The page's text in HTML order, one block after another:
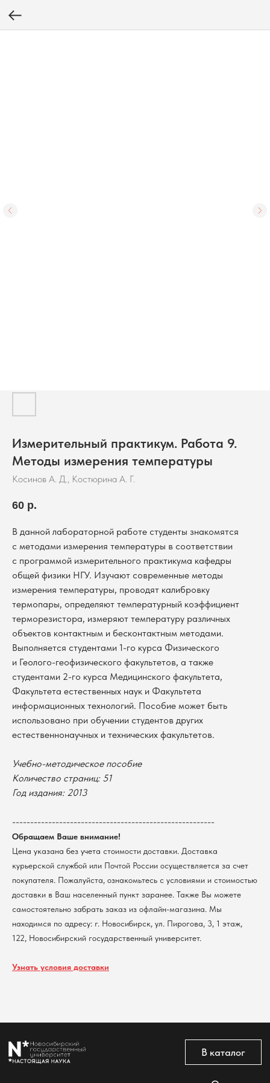
Измерительный практикум. Работа 9.
Методы измерения температуры
Косинов А. Д., Костюрина А. Г.
60 р.
В данной лабораторной работе студенты знакомятся
с методами измерения температуры в соответствии
с программой измерительного практикума кафедры
общей физики НГУ. Изучают современные методы
измерения температуры, проводят калибровку
термопары, определяют температурный коэффициент
терморезистора, измеряют температуру различных
объектов контактным и бесконтактным методами.
Выполняется студентами 1-го курса Физического
и Геолого-геофизического факультетов, а также
студентами 2-го курса Медицинского факультета,
Факультета естественных наук и Факультета
информационных технологий. Пособие может быть
использовано при обучении студентов других
естественнонаучных и технических факультетов.
Учебно-методическое пособие
Количество страниц: 51
Год издания: 2013
--------------------------------------------------------
Обращаем Ваше внимание!
Цена указана без учета стоимости доставки. Доставка
курьерской службой или Почтой России осуществляется за счет
покупателя. Пожалуйста, ознакомьтесь с условиями и стоимостью
доставки в Ваш населенный пункт заранее. Также Вы можете
самостоятельно забрать заказ из офлайн-магазина. Мы
находимся по адресу: г. Новосибирск, ул. Пирогова, 3, 1 этаж,
122, Новосибирский государственный университет.
Узнать условия доставки
Мерч НГУ
@2026 Новосибирский государственный университет.
Политика обработки персональных данных
Согласие на обработку персональных данных
пользователей сайта
Новосибирский государственный
университет
КПП 540801001